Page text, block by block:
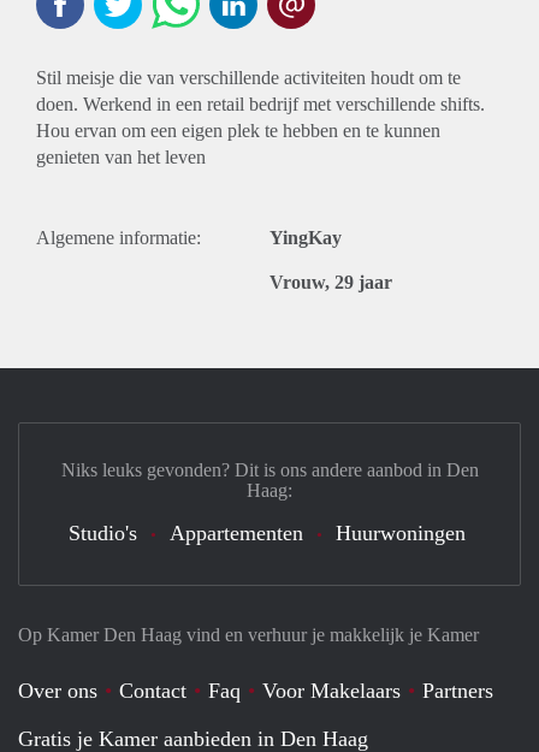
Stil meisje die van verschillende activiteiten houdt om te
doen. Werkend in een retail bedrijf met verschillende shifts.
Hou ervan om een eigen plek te hebben en te kunnen
genieten van het leven
Algemene informatie: YingKay
Vrouw, 29 jaar
Op Kamer Den Haag vind en verhuur je makkelijk je Kamer
Over ons Contact Faq Voor Makelaars
Partners
Gratis je Kamer aanbieden in Den Haag
Niks leuks gevonden? Dit is ons andere aanbod in Den
Haag:
Studio's Appartementen Huurwoningen